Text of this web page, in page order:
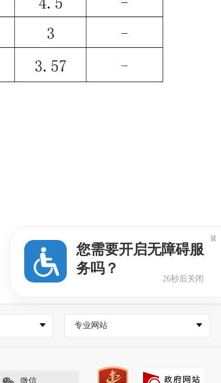
专业网站
微信
您需要开启无障碍服
务吗？
25秒后关闭
